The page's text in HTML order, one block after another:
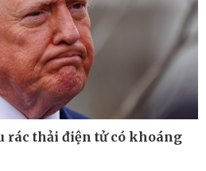
Multimedia
Video
rác thải điện tử có khoáng